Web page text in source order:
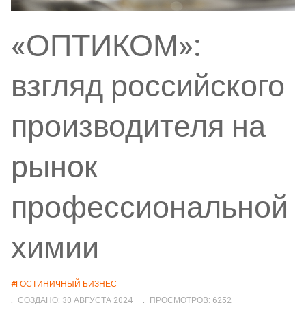
«ОПТИКОМ»:
взгляд российского
производителя на
рынок
профессиональной
химии
#ГОСТИНИЧНЫЙ БИЗНЕС
СОЗДАНО: 30 АВГУСТА 2024
ПРОСМОТРОВ: 6252